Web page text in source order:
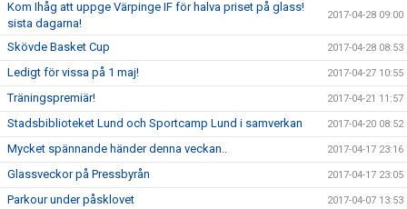
Kom Ihåg att uppge Värpinge IF för halva priset på glass!
sista dagarna!
2017-04-28 09:00
Skövde Basket Cup 2017-04-28 08:53
Ledigt för vissa på 1 maj! 2017-04-27 10:55
Träningspremiär! 2017-04-21 11:57
Stadsbiblioteket Lund och Sportcamp Lund i samverkan 2017-04-20 08:52
Mycket spännande händer denna veckan.. 2017-04-17 23:16
Glassveckor på Pressbyrån 2017-04-17 23:05
Parkour under påsklovet 2017-04-07 13:53